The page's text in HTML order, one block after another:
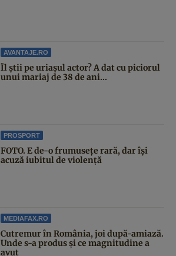
AVANTAJE.RO
Îl știi pe uriașul actor? A dat cu piciorul
unui mariaj de 38 de ani...
PROSPORT
FOTO. E de-o frumusețe rară, dar își
acuză iubitul de violență
MEDIAFAX.RO
Cutremur în România, joi după-amiază.
Unde s-a produs și ce magnitudine a
avut